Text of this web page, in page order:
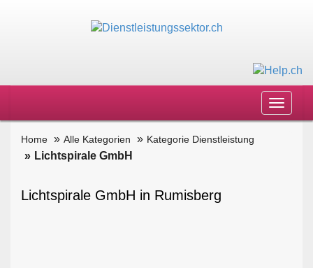
Toggle
Home Alle Kategorien Kategorie Dienstleistung
Lichtspirale GmbH
Lichtspirale GmbH in Rumisberg